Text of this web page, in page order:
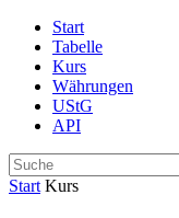
Start
Tabelle
Kurs
Währungen
UStG
API
Start Kurs